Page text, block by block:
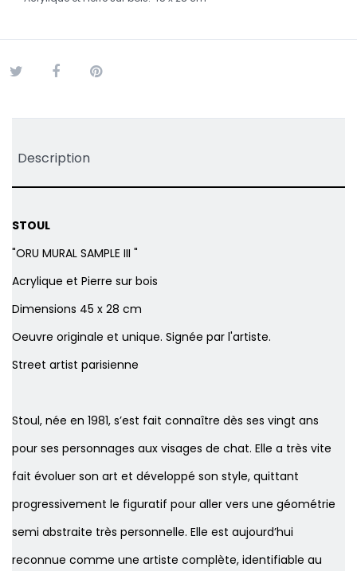
Description
STOUL
"ORU MURAL SAMPLE III "
Acrylique et Pierre sur bois
Dimensions 45 x 28 cm
Oeuvre originale et unique. Signée par l'artiste.
Street artist parisienne
Stoul, née en 1981, s’est fait connaître dès ses vingt ans
pour ses personnages aux visages de chat. Elle a très vite
fait évoluer son art et développé son style, quittant
progressivement le figuratif pour aller vers une géométrie
semi abstraite très personnelle. Elle est aujourd’hui
reconnue comme une artiste complète, identifiable au